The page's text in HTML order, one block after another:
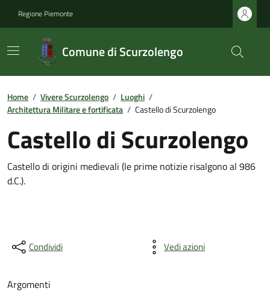
Regione Piemonte
Comune di Scurzolengo
Home / Vivere Scurzolengo / Luoghi /
Architettura Militare e fortificata / Castello di Scurzolengo
Castello di Scurzolengo
Castello di origini medievali (le prime notizie risalgono al 986
d.C.).
Condividi Vedi azioni
Argomenti